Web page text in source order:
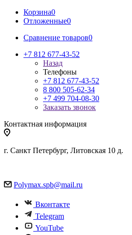
Корзина0
Отложенные0
Сравнение товаров0
+7 812 677-43-52
Назад
Телефоны
+7 812 677-43-52
8 800 505-62-34
+7 499 704-08-30
Заказать звонок
Контактная информация
г. Санкт Петербург, Литовская 10 д.
Polymax.spb@mail.ru
Вконтакте
Telegram
YouTube